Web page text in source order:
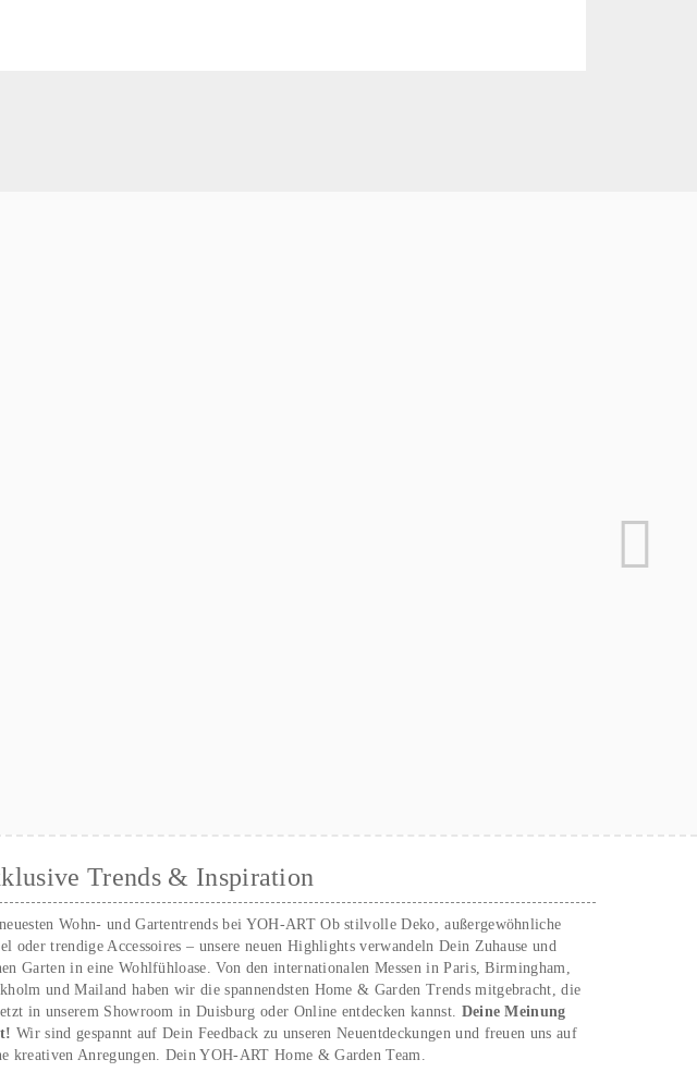
Trends & Inspiration
Wohn- und Gartentrends bei YOH‑ART Ob stilvolle Deko, außergewöhnliche
oder trendige Accessoires – unsere neuen Highlights verwandeln Dein Zuhause und
Garten in eine Wohlfühloase. Von den internationalen Messen in Paris, Birmingham,
und Mailand haben wir die spannendsten Home & Garden Trends mitgebracht, die
in unserem Showroom in Duisburg oder Online entdecken kannst. Deine Meinung
Wir sind gespannt auf Dein Feedback zu unseren Neuentdeckungen und freuen uns auf
kreativen Anregungen. Dein YOH‑ART Home & Garden Team.